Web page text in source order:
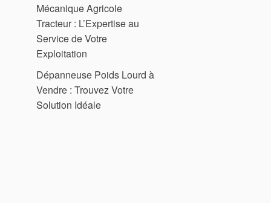
Mécanique Agricole
Tracteur : L’Expertise au
Service de Votre
Exploitation
Dépanneuse Poids Lourd à
Vendre : Trouvez Votre
Solution Idéale